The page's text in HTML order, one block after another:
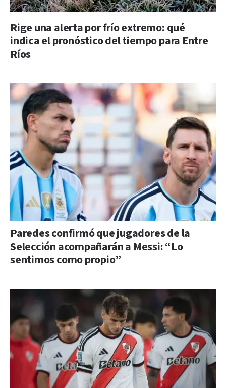
Rige una alerta por frío extremo: qué
indica el pronóstico del tiempo para Entre
Ríos
Paredes confirmó que jugadores de la
Selección acompañarán a Messi: “Lo
sentimos como propio”